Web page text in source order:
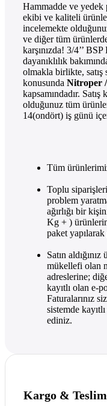
Hammadde ve yedek
ekibi ve kaliteli
incelemekte
ve diğer tüm
karşınızda! 3/4’’
dayanıklılık
olmakla birlikte, satış
konusunda Nitroper /
kapsamındadır. Satış
olduğunuz tüm
14(ondört) iş günü
Tüm
Toplu
problem
ağırlığı bir
Kg + )
paket
Satın
mükellefi olan
adreslerine;
kayıtlı olan e-
Faturalarınız
sistemde
ediniz.
Kargo &